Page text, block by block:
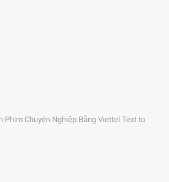
Phim Chuyên Nghiệp Bằng Viettel Text to